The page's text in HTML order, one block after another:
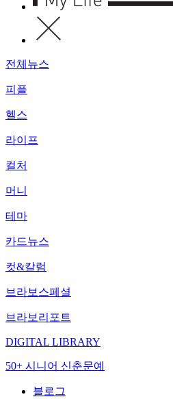
전체뉴스
피플
헬스
라이프
컬처
머니
테마
카드뉴스
컷&칼럼
브라보스페셜
브라보리포트
DIGITAL LIBRARY
50+ 시니어 신춘문예
블로그